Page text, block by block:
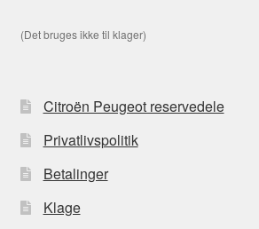
(Det bruges ikke til klager)
Citroën Peugeot reservedele
Privatlivspolitik
Betalinger
Klage